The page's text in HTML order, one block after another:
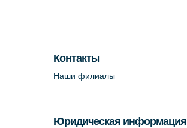
Контакты
Наши филиалы
Юридическая информация